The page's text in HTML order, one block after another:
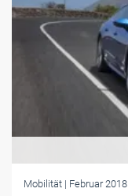
Mobilität | Februar 2018